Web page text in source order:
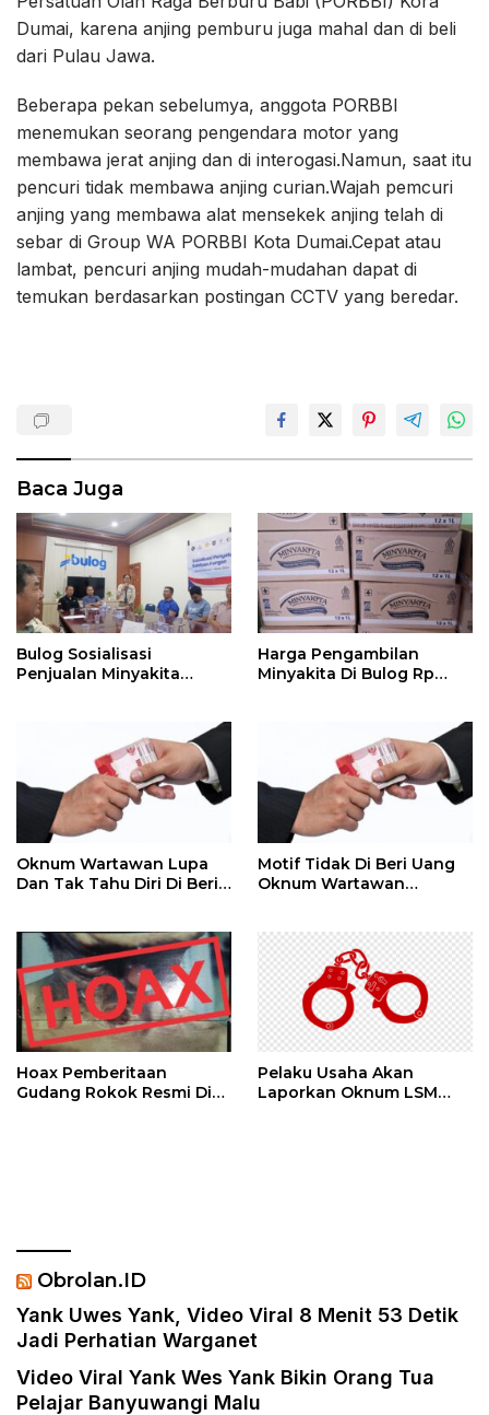
Dumai, karena anjing pemburu juga mahal dan di beli
dari Pulau Jawa.
Beberapa pekan sebelumya, anggota PORBBI
menemukan seorang pengendara motor yang
membawa jerat anjing dan di interogasi.Namun, saat itu
pencuri tidak membawa anjing curian.Wajah pemcuri
anjing yang membawa alat mensekek anjing telah di
sebar di Group WA PORBBI Kota Dumai.Cepat atau
lambat, pencuri anjing mudah-mudahan dapat di
temukan berdasarkan postingan CCTV yang beredar.
Baca Juga
Bulog Sosialisasi
Penjualan Minyakita
Harga Pengambilan
Minyakita Di Bulog Rp
Oknum Wartawan Lupa
Dan Tak Tahu Diri Di Beri
Motif Tidak Di Beri Uang
Oknum Wartawan
Seperti Di Mall
Menawarkan Hadiah
Hoax Pemberitaan
Gudang Rokok Resmi Di
Pelaku Usaha Akan
Laporkan Oknum LSM
Obrolan.ID
Yank Uwes Yank, Video Viral 8 Menit 53 Detik
Jadi Perhatian Warganet
Video Viral Yank Wes Yank Bikin Orang Tua
Pelajar Banyuwangi Malu